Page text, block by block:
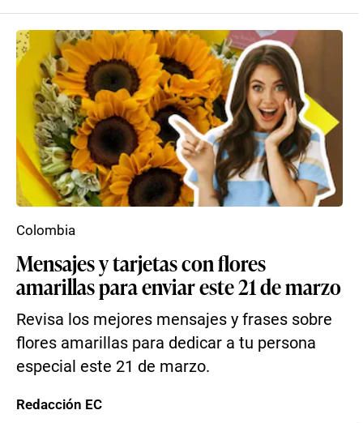
Mensajes y tarjetas con flores
amarillas para enviar este 21 de marzo
Revisa los mejores mensajes y frases sobre
flores amarillas para dedicar a tu persona
especial este 21 de marzo.
Colombia
Redacción EC